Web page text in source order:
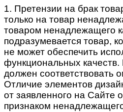
1. Претензии на брак
только на товар
товаром ненадлежащего
подразумевается товар,
не может обеспечить
функциональных
должен соответствовать
Отличие элементов
от заявленного на Сайте
признаком